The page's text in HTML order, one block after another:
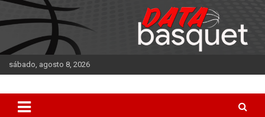
Saltar
al
contenido
sábado, agosto 8, 2026
DATA Basquet